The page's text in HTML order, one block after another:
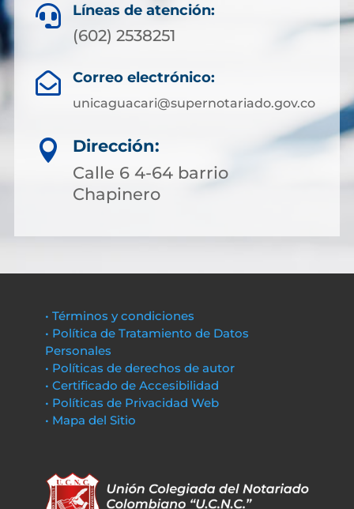
 Líneas de atención:
(602) 2538251
 Correo electrónico:
unicaguacari@supernotariado.gov.co

Dirección:
Calle 6 4-64 barrio
Chapinero
• Términos y condiciones
• Política de Tratamiento de Datos
Personales
• Políticas de derechos de autor
• Certificado de Accesibilidad
• Políticas de Privacidad Web
• Mapa del Sitio